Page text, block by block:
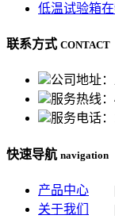
低温试验箱
联系方式 CONTACT
公司地址
服务热线：
服务电话：
快速导航 navigation
产品中心
关于我们